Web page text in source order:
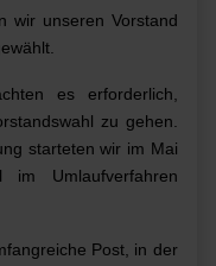
wir unseren Vorstand
es erforderlich,
zu gehen.
starteten wir im Mai
Umlaufverfahren
Post, in der